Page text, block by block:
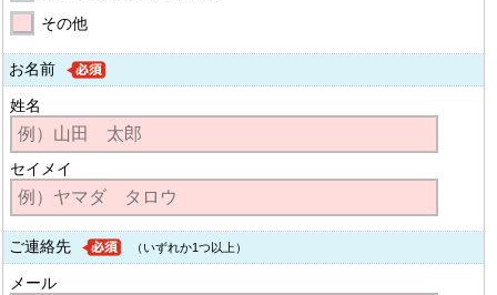
その他
お名前
姓名
セイメイ
ご連絡先 （いずれか1つ以上）
メール